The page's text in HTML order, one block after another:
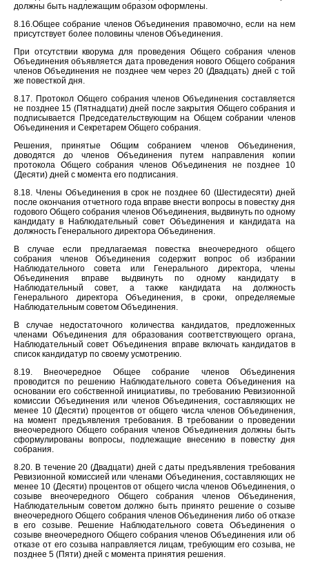
должны быть надлежащим образом оформлены.
8.16.Общее собрание членов Объединения правомочно, если на нем
присутствует более половины членов Объединения.
При отсутствии кворума для проведения Общего собрания членов
Объединения объявляется дата проведения нового Общего собрания
членов Объединения не позднее чем через 20 (Двадцать) дней с той
же повесткой дня.
8.17. Протокол Общего собрания членов Объединения составляется
не позднее 15 (Пятнадцати) дней после закрытия Общего собрания и
подписывается Председательствующим на Общем собрании членов
Объединения и Секретарем Общего собрания.
Решения, принятые Общим собранием членов Объединения,
доводятся до членов Объединения путем направления копии
протокола Общего собрания членов Объединения не позднее 10
(Десяти) дней с момента его подписания.
8.18. Члены Объединения в срок не позднее 60 (Шестидесяти) дней
после окончания отчетного года вправе внести вопросы в повестку дня
годового Общего собрания членов Объединения, выдвинуть по одному
кандидату в Наблюдательный совет Объединения и кандидата на
должность Генерального директора Объединения.
В случае если предлагаемая повестка внеочередного общего
собрания членов Объединения содержит вопрос об избрании
Наблюдательного совета или Генерального директора, члены
Объединения вправе выдвинуть по одному кандидату в
Наблюдательный совет, а также кандидата на должность
Генерального директора Объединения, в сроки, определяемые
Наблюдательным советом Объединения.
В случае недостаточного количества кандидатов, предложенных
членами Объединения для образования соответствующего органа,
Наблюдательный совет Объединения вправе включать кандидатов в
список кандидатур по своему усмотрению.
8.19. Внеочередное Общее собрание членов Объединения
проводится по решению Наблюдательного совета Объединения на
основании его собственной инициативы, по требованию Ревизионной
комиссии Объединения или членов Объединения, составляющих не
менее 10 (Десяти) процентов от общего числа членов Объединения,
на момент предъявления требования. В требовании о проведении
внеочередного Общего собрания членов Объединения должны быть
сформулированы вопросы, подлежащие внесению в повестку дня
собрания.
8.20. В течение 20 (Двадцати) дней с даты предъявления требования
Ревизионной комиссией или членами Объединения, составляющих не
менее 10 (Десяти) процентов от общего числа членов Объединения, о
созыве внеочередного Общего собрания членов Объединения,
Наблюдательным советом должно быть принято решение о созыве
внеочередного Общего собрания членов Объединения либо об отказе
в его созыве. Решение Наблюдательного совета Объединения о
созыве внеочередного Общего собрания членов Объединения или об
отказе от его созыва направляется лицам, требующим его созыва, не
позднее 5 (Пяти) дней с момента принятия решения.